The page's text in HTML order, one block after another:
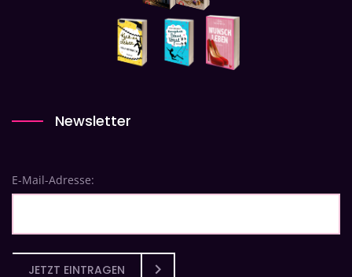
Newsletter
E-Mail-Adresse:
JETZT EINTRAGEN